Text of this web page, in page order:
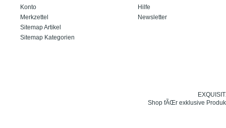
Konto
Merkzettel
Sitemap Artikel
Sitemap Kategorien
Hilfe
Newsletter
Shop fÃŒr exklusive